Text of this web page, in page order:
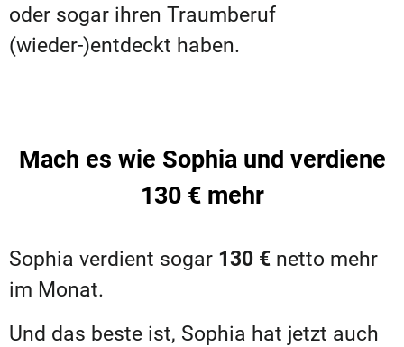
oder sogar ihren Traumberuf
(wieder-)entdeckt haben.
Mach es wie Sophia und verdiene
130 € mehr
Sophia verdient sogar 130 € netto mehr
im Monat.
Und das beste ist, Sophia hat jetzt auch